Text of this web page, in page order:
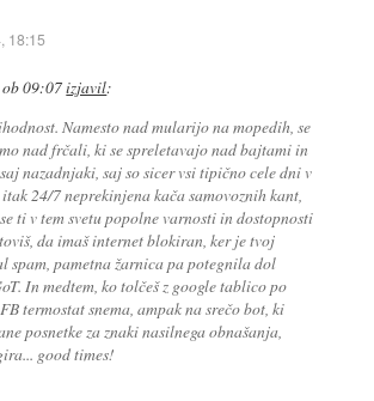
18:15
09:07izjavil:
Namesto nad mularijo na mopedih, se
nad frčali, ki se spreletavajo nad bajtami in
nazadnjaki, saj so sicer vsi tipično cele dni v
24/7 neprekinjena kača samovoznih kant,
ti v tem svetu popolne varnosti in dostopnosti
da imaš internet blokiran, ker je tvoj
pametna žarnica pa potegnila dol
In medtem, ko tolčeš z google tablico po
termostat snema, ampak na srečo bot, ki
posnetke za znaki nasilnega obnašanja,
good times!